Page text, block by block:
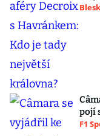
pojí
F1